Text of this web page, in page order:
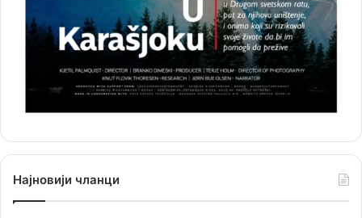
Најновији чланци